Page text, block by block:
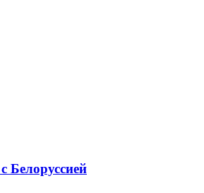
Белоруссией